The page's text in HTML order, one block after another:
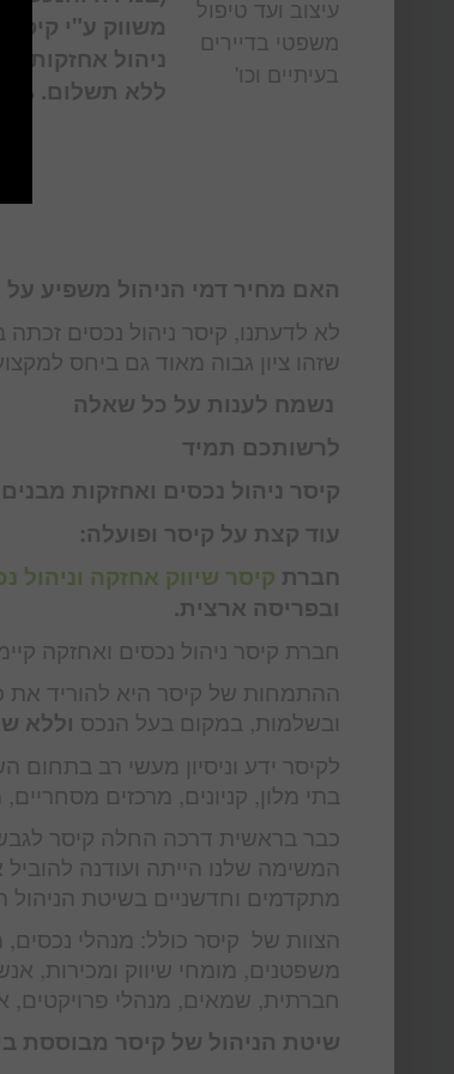
עיצוב ועד טיפול
משפטי בדיירים
בעיתיים וכו'
משווק ע"י קיסר)
ניהול אחזקות
ללא תשלום. 0%
האם מחיר דמי הניהול משפיע על
שזהו ציון גבוה מאוד גם ביחס
נשמח לענות על כל שאלה
לרשותכם תמיד
קיסר ניהול נכסים ואחזקות מבנים
עוד קצת על קיסר ופועלה:
חברת קיסר שיווק אחזקה וניהול
ובפריסה ארצית.
חברת קיסר ניהול נכסים ואחזקה קיימת מעל עשור
ההתמחות של קיסר היא להוריד את
ובשלמות, במקום בעל הנכס וללא
לקיסר ידע וניסיון מעשי רב בתחום
בתי מלון, קניונים, מרכזים
כבר בראשית דרכה החלה קיסר
המשימה שלנו הייתה ועודנה להוביל
מתקדמים וחדשניים בשיטת הניהול
הצוות של קיסר כולל: מנהלי
משפטנים, מומחי שיווק ומכירות,
חברתית, שמאים, מנהלי פרויקטים,
שיטת הניהול של קיסר מבוססת